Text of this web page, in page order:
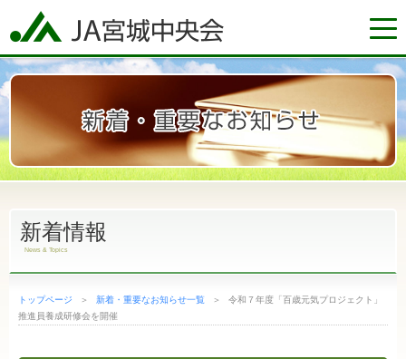
トップページ
新着情報
News & Topics
トップページ ＞ 新着・重要なお知らせ一覧 ＞
令和７年度「百歳元気プロジェクト」
推進員養成研修会を開催